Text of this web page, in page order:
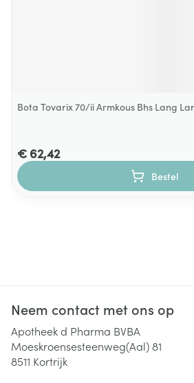
Bota Tovarix 70/ii Armkous Bhs Lang
€ 62,42
Bestel
Neem contact met ons op
Apotheek d Pharma BVBA
Moeskroensesteenweg(Aal) 81
8511 Kortrijk